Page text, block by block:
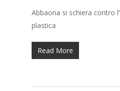
Abbaona si schiera contro
plastica
Read More